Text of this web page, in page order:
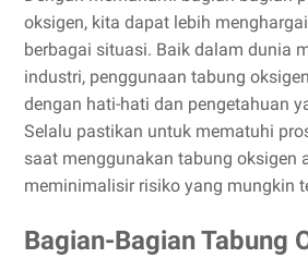
oksigen, kita dapat lebih
berbagai situasi. Baik dalam dunia
industri, penggunaan tabung
dengan hati-hati dan pengetahuan
Selalu pastikan untuk mematuhi
saat menggunakan tabung oksigen
meminimalisir risiko yang mungkin
Bagian-Bagian Tabung